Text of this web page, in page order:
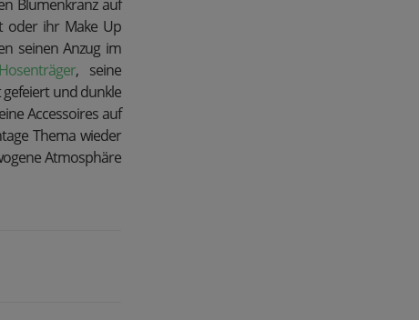
Blumenkranz auf
oder ihr Make Up
seinen Anzug im
Hosenträger, seine
und dunkle
Accessoires auf
Thema wieder
Atmosphäre